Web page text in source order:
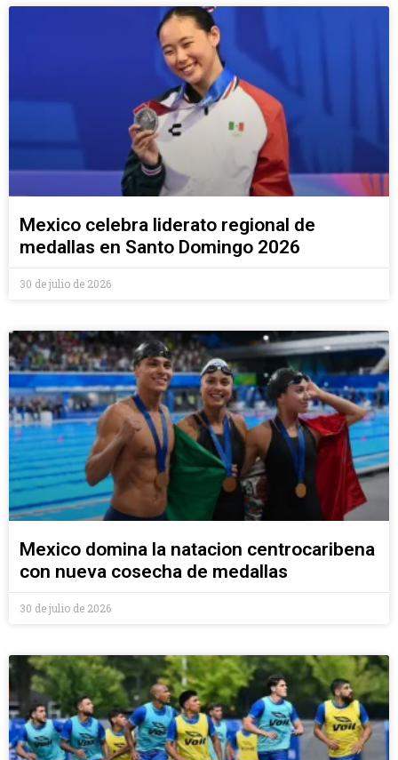
Mexico celebra liderato regional de
medallas en Santo Domingo 2026
30 de julio de 2026
Mexico domina la natacion centrocaribena
con nueva cosecha de medallas
30 de julio de 2026